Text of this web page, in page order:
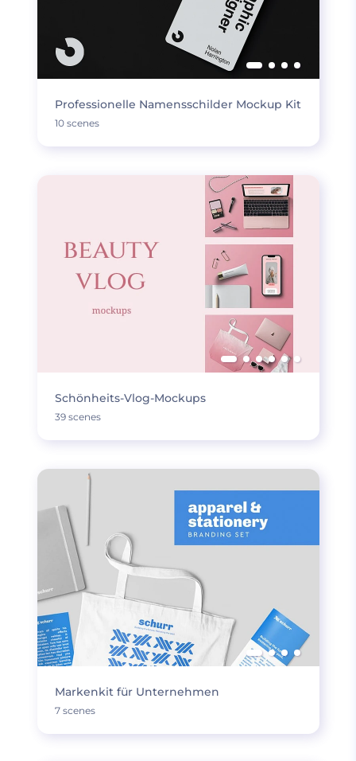
Professionelle Namensschilder Mockup Kit
10 scenes
Schönheits-Vlog-Mockups
39 scenes
Markenkit für Unternehmen
7 scenes